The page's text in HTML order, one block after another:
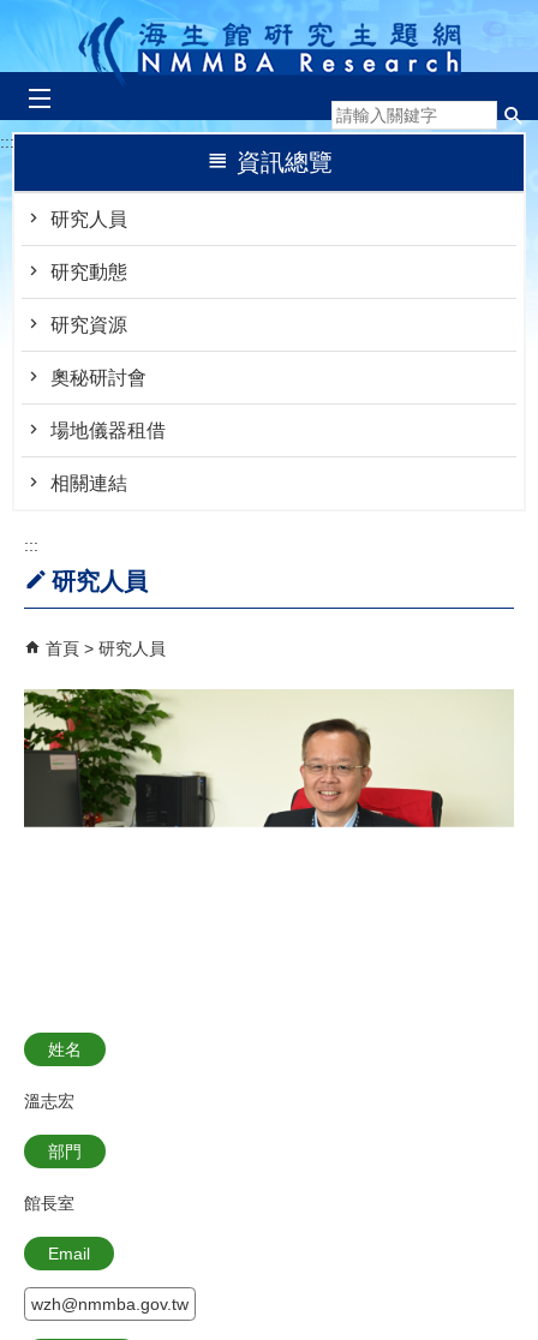
跳到主要內容區塊
:::
資訊總覽
研究人員
研究動態
研究資源
奧秘研討會
場地儀器租借
相關連結
:::
研究人員
首頁 研究人員
姓名
溫志宏
部門
館長室
Email
wzh@nmmba.gov.tw